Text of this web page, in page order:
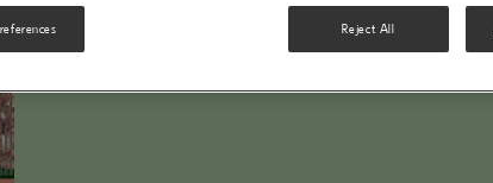
Reject All